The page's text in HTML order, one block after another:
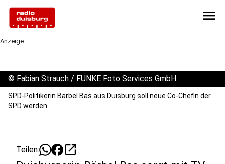
menu
Anzeige
© Fabian Strauch / FUNKE Foto Services GmbH
SPD-Politikerin Bärbel Bas aus Duisburg soll neue Co-Chefin der
SPD werden.
Teilen: open_in_new